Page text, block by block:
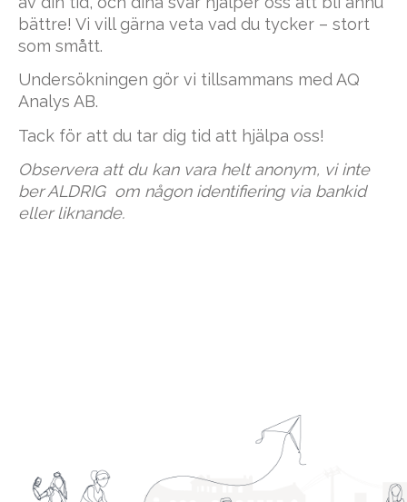
bättre! Vi vill gärna veta vad du tycker – stort
som smått.
Undersökningen gör vi tillsammans med AQ
Analys AB.
Tack för att du tar dig tid att hjälpa oss!
Observera att du kan vara helt anonym, vi inte
ber ALDRIG om någon identifiering via bankid
eller liknande.